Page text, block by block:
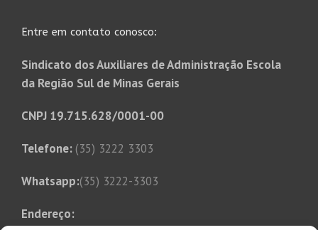
Entre em contato conosco:
Sindicato dos Auxiliares de Administração Escola
da Região Sul de Minas Gerais
CNPJ 19.715.628/0001-00
Telefone: (35) 3222 3303
Whatsapp:(35) 3222-3303
Endereço: